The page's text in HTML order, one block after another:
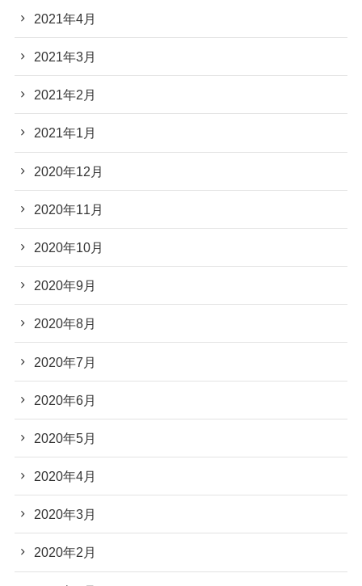
2021年4月
2021年3月
2021年2月
2021年1月
2020年12月
2020年11月
2020年10月
2020年9月
2020年8月
2020年7月
2020年6月
2020年5月
2020年4月
2020年3月
2020年2月